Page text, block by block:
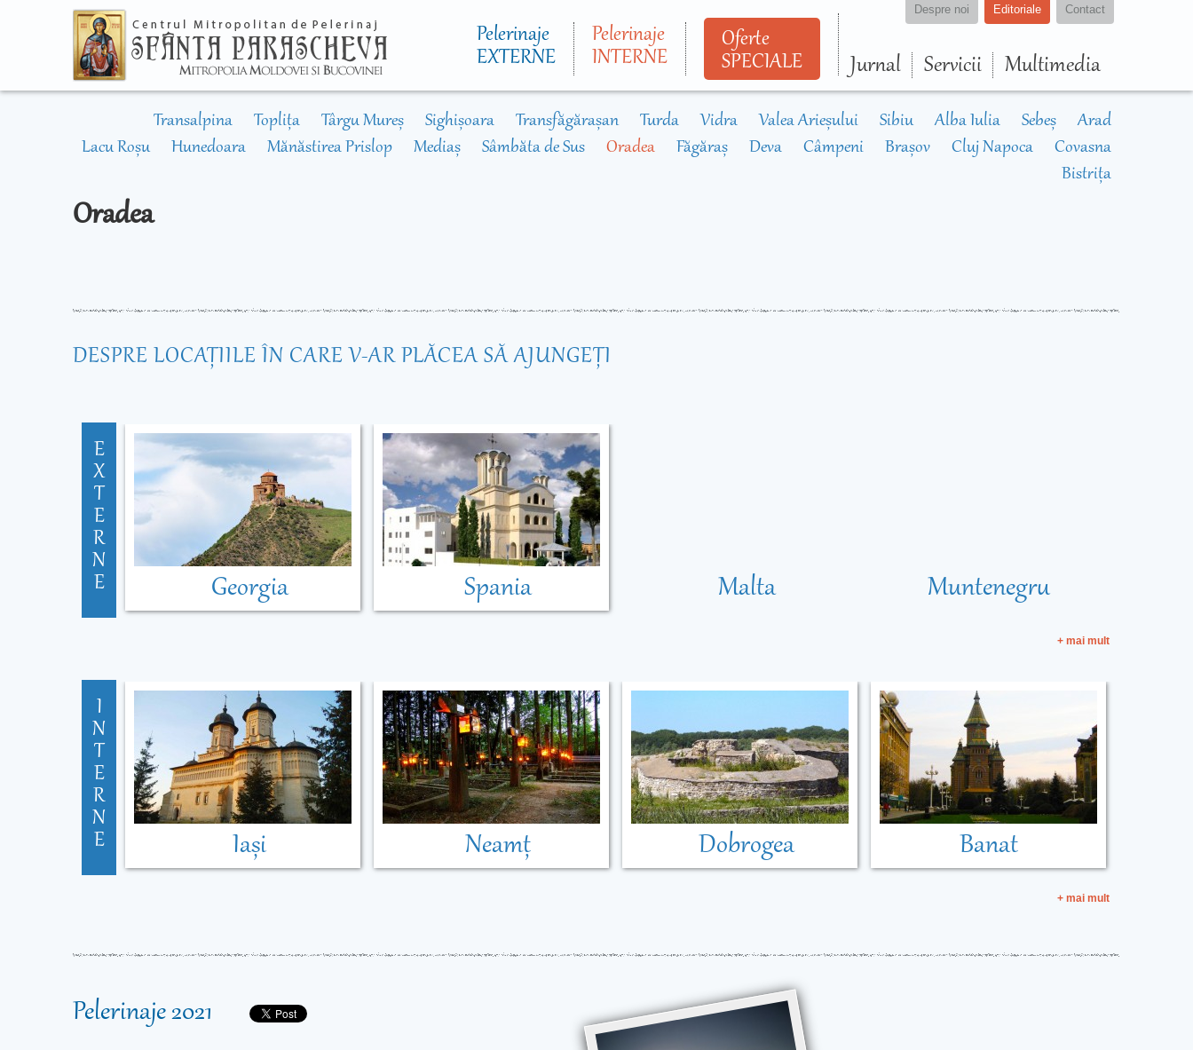
conţinutul
principal
Pelerinaje
EXTERNE
Pelerinaje
INTERNE
Oferte
SPECIALE
Despre noi Editoriale Contact
Jurnal Servicii Multimedia
Transalpina Toplița Târgu Mureș Sighișoara Transfăgărașan Turda Vidra Valea Arieșului Sibiu Alba Iulia Sebeș
Arad
Lacu Roșu
Hunedoara Mănăstirea Prislop Mediaș Sâmbăta de Sus Oradea Făgăraș Deva Câmpeni Brașov Cluj Napoca
Covasna
Bistrița
Oradea
DESPRE LOCAŢIILE ÎN CARE V-AR PLĂCEA SĂ AJUNGEŢI
E
X
T
E
R
N
E
Georgia Spania Malta Muntenegru
+ mai mult
I
N
T
E
R
N
E
Iași Neamț Dobrogea Banat
+ mai mult
Pelerinaje 2021